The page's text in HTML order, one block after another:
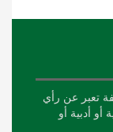
تعبر عن رأي
أو أدبية أو